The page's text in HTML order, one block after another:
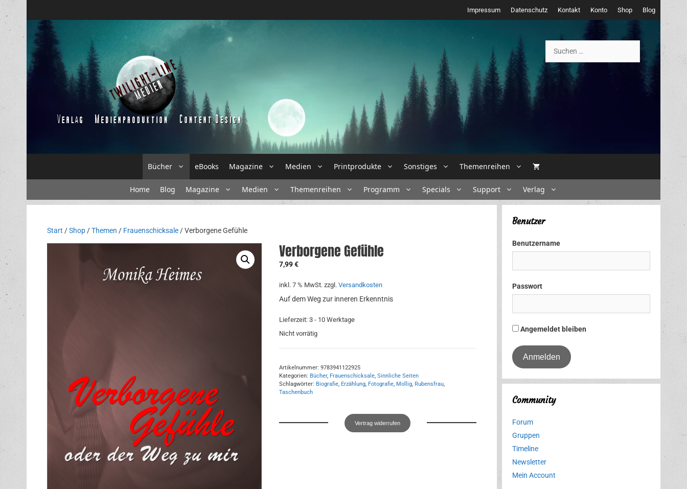
Inhalt
springen
Impressum Datenschutz Kontakt Konto Shop Blog
nach:
Bücher eBooks Magazine Medien Printprodukte Sonstiges Themenreihen
Home Blog Magazine Medien Themenreihen Programm Specials Support Verlag
Start /Shop /Themen / Frauenschicksale / Verborgene Gefühle
Verborgene Gefühle
7,99€
inkl. 7 % MwSt. zzgl. Versandkosten
Auf dem Weg zur inneren Erkenntnis
Lieferzeit: 3 - 10 Werktage
Nicht vorrätig
Artikelnummer: 9783941122925
Kategorien: Bücher, Frauenschicksale, Sinnliche Seiten
Schlagwörter: Biografie, Erzählung, Fotografie, Mollig, Rubensfrau,
Taschenbuch
Vertrag widerrufen
Benutzer
Benutzername
Passwort
Angemeldet bleiben
Community
Forum
Gruppen
Timeline
Newsletter
Mein Account